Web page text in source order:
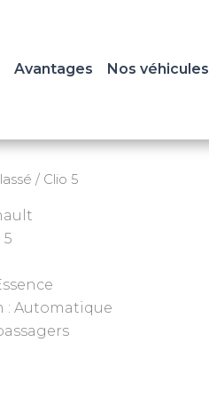
Avantages Nos véhicules
/ Clio 5
5
: Automatique